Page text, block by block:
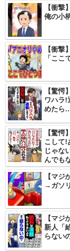
【衝
俺の小
【衝
「ここ
【驚
ワハラ
めたら
【驚
こして!
じゃな
んでも
【マジ
→ガソ
【マ
新人「
らない